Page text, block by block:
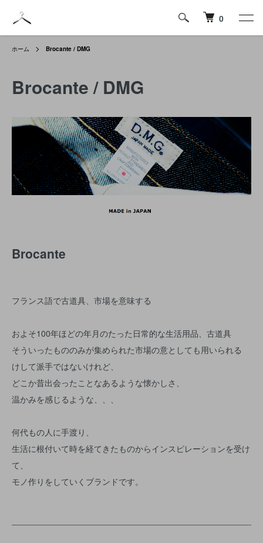
0
ホーム Brocante / DMG
Brocante / DMG
Brocante
フランス語で古道具、市場を意味する
およそ100年ほどの年月のたった日常的な生活用品、古道具
そういったもののみが集められた市場の意としても用いられる
けして派手ではないけれど、
どこか昔出会ったことなあるような懐かしさ、
温かみを感じるような、、、
何代もの人に手渡り、
生活に根付いて時を経てきたものからインスピレーションを受け
て、
モノ作りをしていくブランドです。